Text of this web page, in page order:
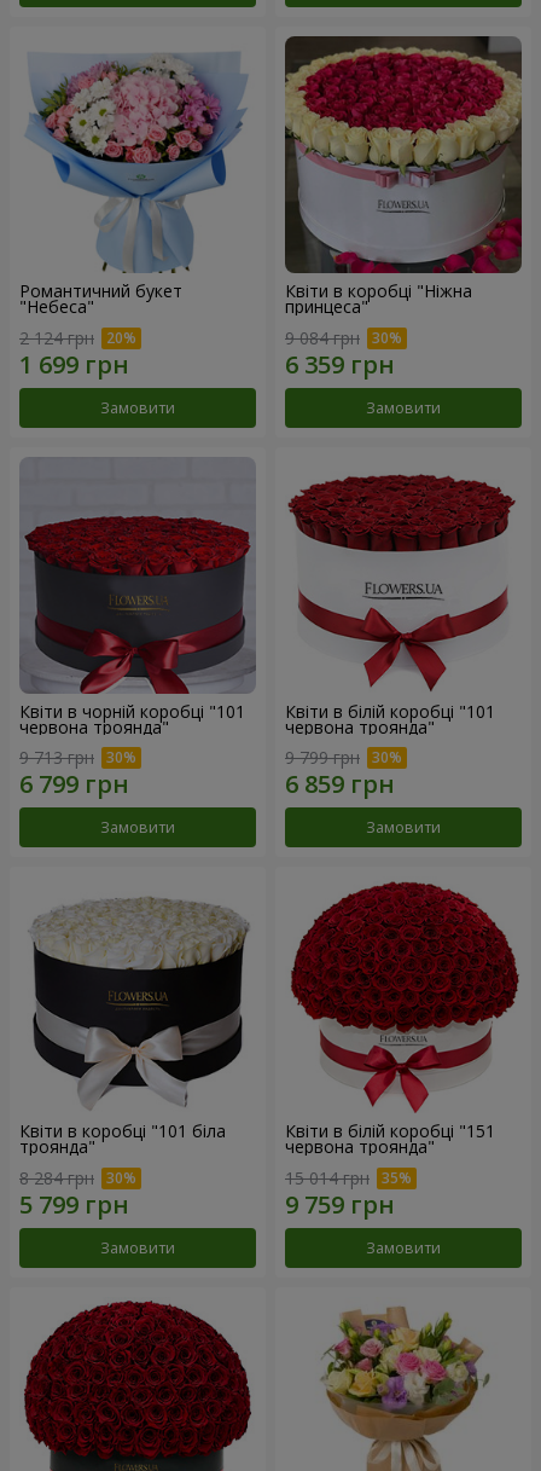
Романтичний букет
"Небеса"
2 124 грн
Замовити
Квіти в коробці "Ніжна
принцеса"
9 084 грн
Замовити
Квіти в чорній коробці "101
червона троянда"
9 713 грн
Замовити
Квіти в білій коробці "101
червона троянда"
9 799 грн
Замовити
Квіти в коробці "101 біла
троянда"
8 284 грн
Замовити
Квіти в білій коробці "151
червона троянда"
15 014 грн
Замовити